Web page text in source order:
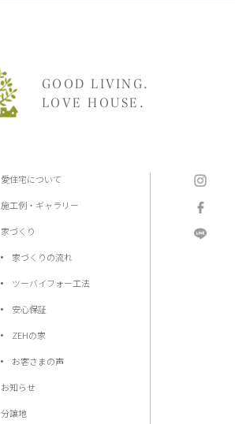
GOOD LIVING.
LOVE HOUSE.
愛住宅について
施工例・ギャラリー
家づくり
家づくりの流れ
ツーバイフォー工法
安心保証
ZEHの家
お客さまの声
お知らせ
分譲地